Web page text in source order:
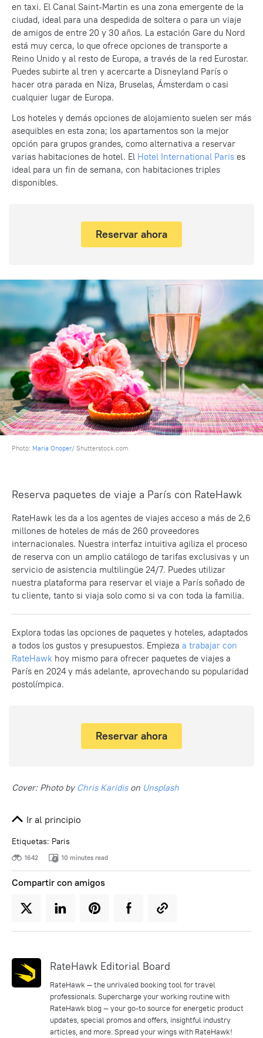
en taxi. El Canal Saint-Martin es una zona emergente de la
ciudad, ideal para una despedida de soltera o para un viaje
de amigos de entre 20 y 30 años. La estación Gare du Nord
está muy cerca, lo que ofrece opciones de transporte a
Reino Unido y al resto de Europa, a través de la red Eurostar.
Puedes subirte al tren y acercarte a Disneyland París o
hacer otra parada en Niza, Bruselas, Ámsterdam o casi
cualquier lugar de Europa.
Los hoteles y demás opciones de alojamiento suelen ser más
asequibles en esta zona; los apartamentos son la mejor
opción para grupos grandes, como alternativa a reservar
varias habitaciones de hotel. El Hotel International Paris es
ideal para un fin de semana, con habitaciones triples
disponibles.
Reservar ahora
Photo: Maria Onoper/ Shutterstock.com
Reserva paquetes de viaje a París con RateHawk
RateHawk les da a los agentes de viajes acceso a más de 2,6
millones de hoteles de más de 260 proveedores
internacionales. Nuestra interfaz intuitiva agiliza el proceso
de reserva con un amplio catálogo de tarifas exclusivas y un
servicio de asistencia multilingüe 24/7. Puedes utilizar
nuestra plataforma para reservar el viaje a París soñado de
tu cliente, tanto si viaja solo como si va con toda la familia.
Explora todas las opciones de paquetes y hoteles, adaptados
a todos los gustos y presupuestos. Empieza a trabajar con
RateHawk hoy mismo para ofrecer paquetes de viajes a
París en 2024 y más adelante, aprovechando su popularidad
postolímpica.
Reservar ahora
Cover: Photo by Chris Karidison Unsplash
Etiquetas: Paris
Ir al principio
1642 10 minutes read
Compartir con amigos
RateHawk Editorial Board
RateHawk — the unrivaled booking tool for travel
professionals. Supercharge your working routine with
RateHawk blog — your go-to source for energetic product
updates, special promos and offers, insightful industry
articles, and more. Spread your wings with RateHawk!